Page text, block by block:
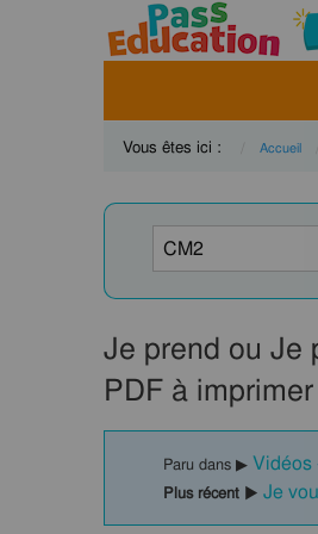
Vous êtes ici : Accueil
Je prend ou Je
PDF à imprimer
Paru dans ▶ Vidéos
Plus récent ▶ Je